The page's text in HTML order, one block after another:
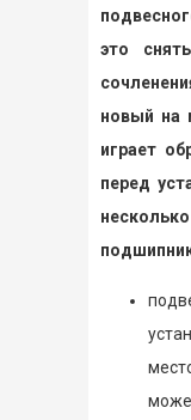
это
новый на
играет
перед